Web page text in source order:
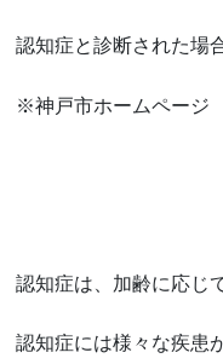
認知症と診断された場
※神戸市ホームペー
認知症は、加齢に応じ
認知症には様々な疾患